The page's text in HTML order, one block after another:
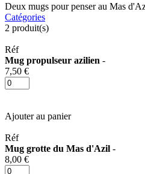
Deux mugs pour penser au Mas
Catégories
2 produit(s)
Réf
Mug propulseur azilien -
7,50 €
Ajouter au panier
Réf
Mug grotte du Mas d'Azil -
8,00 €